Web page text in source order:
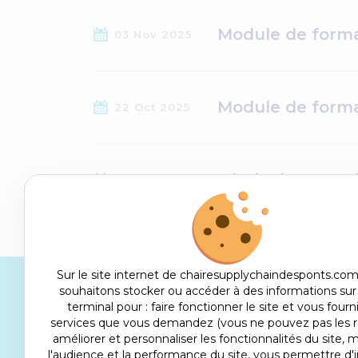
Module de
Module de
12 Mar 2025 Séminaire #6 :
Suivez toute l'actualité de la
presse
Sur le site internet de
souhaitons stocker ou accéder à des informations
terminal pour : faire fonctionner le site et vous
services que vous demandez (vous ne pouvez pas les
améliorer et personnaliser les fonctionnalités du site,
l'audience et la performance du site, vous permettre